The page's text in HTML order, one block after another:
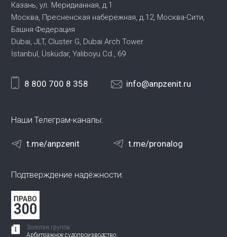
Казань, ул. Меридианная, д.1
Москва, Пресненская набережная, д.12, Москва-Сити,
Башня Федерация
Dubai, JLT, Cluster G, Dubai Arch Tower
İstanbul, Üsküdar, Yalıboyu Cd., 69
8 800 700 8 358 info@anpzenit.ru
Наши Телеграм-каналы:
t.me/anpzenit t.me/pronalog
Подтверждение надёжности:
Золотая группа
Арбитражное судопроизводство: